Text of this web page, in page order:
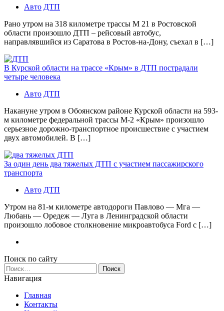
Авто ДТП
Рано утром на 318 километре трассы М 21 в Ростовской
области произошло ДТП – рейсовый автобус,
направлявшийся из Саратова в Ростов-на-Дону, съехал в […]
В Курской области на трассе «Крым» в ДТП пострадали
четыре человека
Авто ДТП
Накануне утром в Обоянском районе Курской области на 593-
м километре федеральной трассы М-2 «Крым» произошло
серьезное дорожно-транспортное происшествие с участием
двух автомобилей. В […]
За один день два тяжелых ДТП с участием пассажирского
транспорта
Авто ДТП
Утром на 81-м километре автодороги Павлово — Мга —
Любань — Оредеж — Луга в Ленинградской области
произошло лобовое столкновение микроавтобуса Ford с […]
Поиск по сайту
Найти:
Навигация
Главная
Контакты